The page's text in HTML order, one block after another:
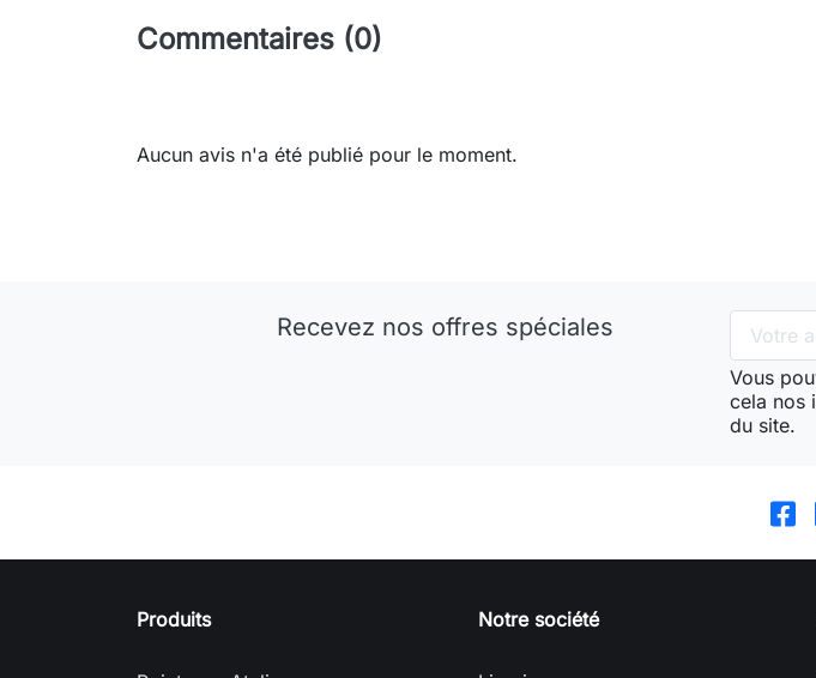
Commentaires (0)
Aucun avis n'a été publié pour le moment.
Recevez nos offres spéciales
Vous
cela nos
du site.
Produits Notre société